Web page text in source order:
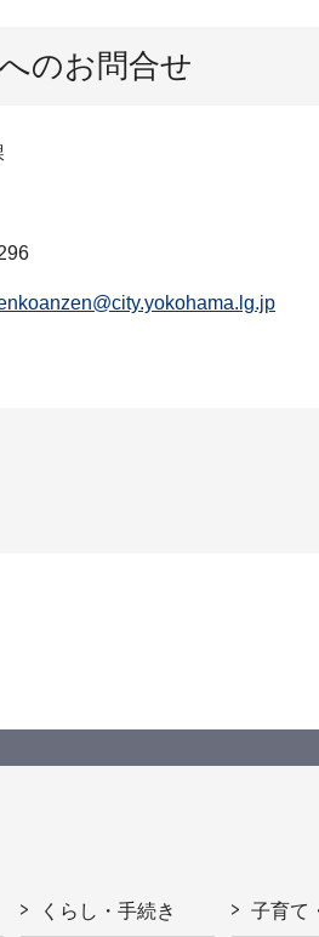
のお問合せ
くらし・手続き 子育て